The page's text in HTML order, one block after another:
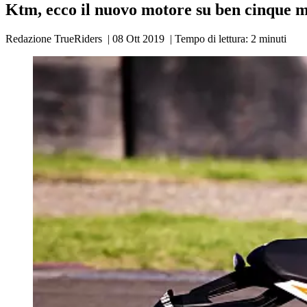
Ktm, ecco il nuovo motore su ben cinque
Redazione TrueRiders | 08 Ott 2019 | Tempo di lettura: 2 minuti